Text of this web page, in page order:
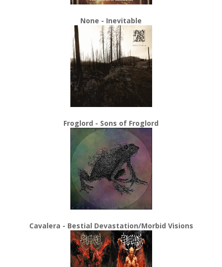
None - Inevitable
Froglord - Sons of Froglord
Cavalera - Bestial Devastation/Morbid Visions